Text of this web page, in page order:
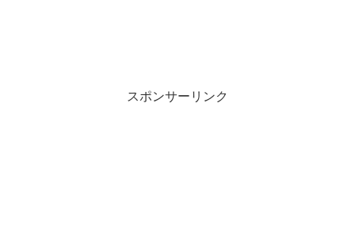
スポンサーリンク